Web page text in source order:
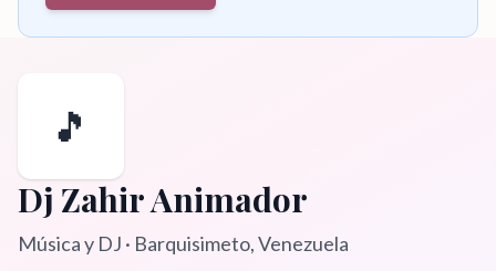
🎵
Dj Zahir Animador
Música y DJ · Barquisimeto, Venezuela